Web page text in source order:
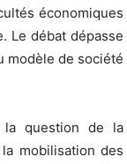
économiques
Le débat dépasse
modèle de société
la question de la
mobilisation des